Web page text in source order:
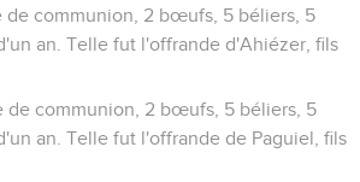
de communion, 2 bœufs, 5 béliers, 5
an. Telle fut l'offrande d'Ahiézer, fils
de communion, 2 bœufs, 5 béliers, 5
an. Telle fut l'offrande de Paguiel, fils